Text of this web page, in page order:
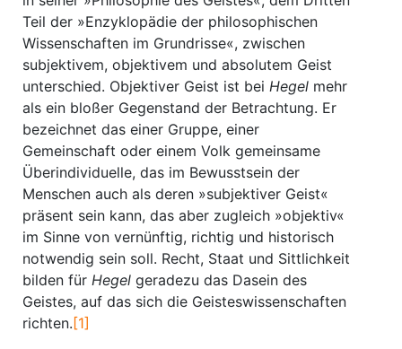
Teil der »Enzyklopädie der philosophischen
Wissenschaften im Grundrisse«, zwischen
subjektivem, objektivem und absolutem Geist
unterschied. Objektiver Geist ist bei Hegel mehr
als ein bloßer Gegenstand der Betrachtung. Er
bezeichnet das einer Gruppe, einer
Gemeinschaft oder einem Volk gemeinsame
Überindividuelle, das im Bewusstsein der
Menschen auch als deren »subjektiver Geist«
präsent sein kann, das aber zugleich »objektiv«
im Sinne von vernünftig, richtig und historisch
notwendig sein soll. Recht, Staat und Sittlichkeit
bilden für Hegel geradezu das Dasein des
Geistes, auf das sich die Geisteswissenschaften
richten. [1]